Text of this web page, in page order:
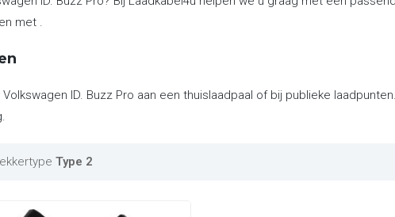
met .
ID. Buzz Pro aan een thuislaadpaal of bij publieke
Type 2